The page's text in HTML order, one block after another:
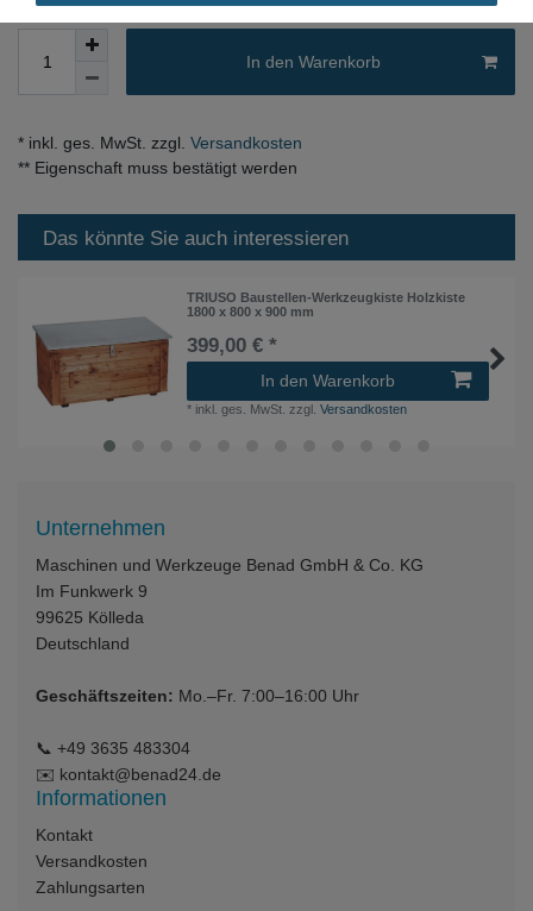
In den Warenkorb
* inkl. ges. MwSt. zzgl. Versandkosten
** Eigenschaft muss bestätigt werden
Das könnte Sie auch interessieren
TRIUSO Baustellen-Werkzeugkiste Holzkiste
1800 x 800 x 900 mm
399,00 € *
In den Warenkorb
* inkl. ges. MwSt. zzgl.Versandkosten
Unternehmen
Maschinen und Werkzeuge Benad GmbH & Co. KG
Im Funkwerk 9
99625 Kölleda
Deutschland
Geschäftszeiten: Mo.–Fr. 7:00–16:00 Uhr
📞 +49 3635 483304
✉️ kontakt@benad24.de
Informationen
Kontakt
Versandkosten
Zahlungsarten